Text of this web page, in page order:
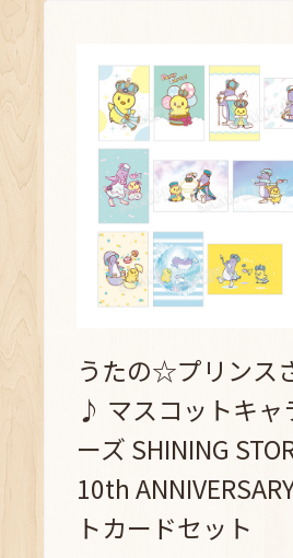
うたの☆プリンス
♪ マスコットキャ
ーズ SHINING
10th
トカードセット